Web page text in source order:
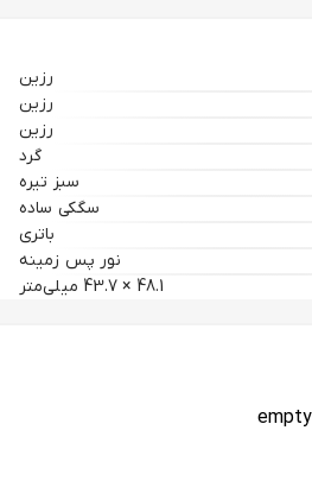
رزین
رزین
رزین
گرد
سبز تیره
سگکی ساده
باتری
نور پس زمینه
48.1 × 43.7 میلی‌متر